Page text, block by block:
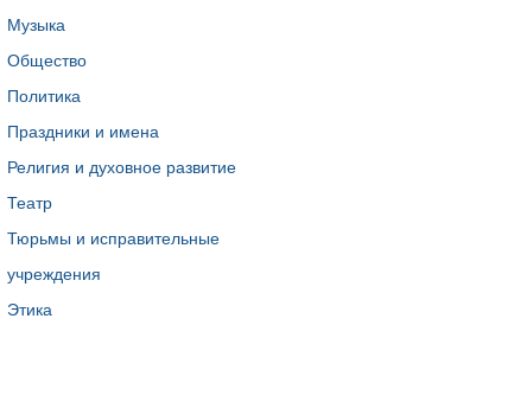
Музыка
Общество
Политика
Праздники и имена
Религия и духовное развитие
Театр
Тюрьмы и исправительные
учреждения
Этика